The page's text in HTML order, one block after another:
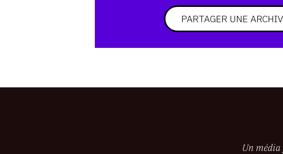
PARTAGER UNE
Un